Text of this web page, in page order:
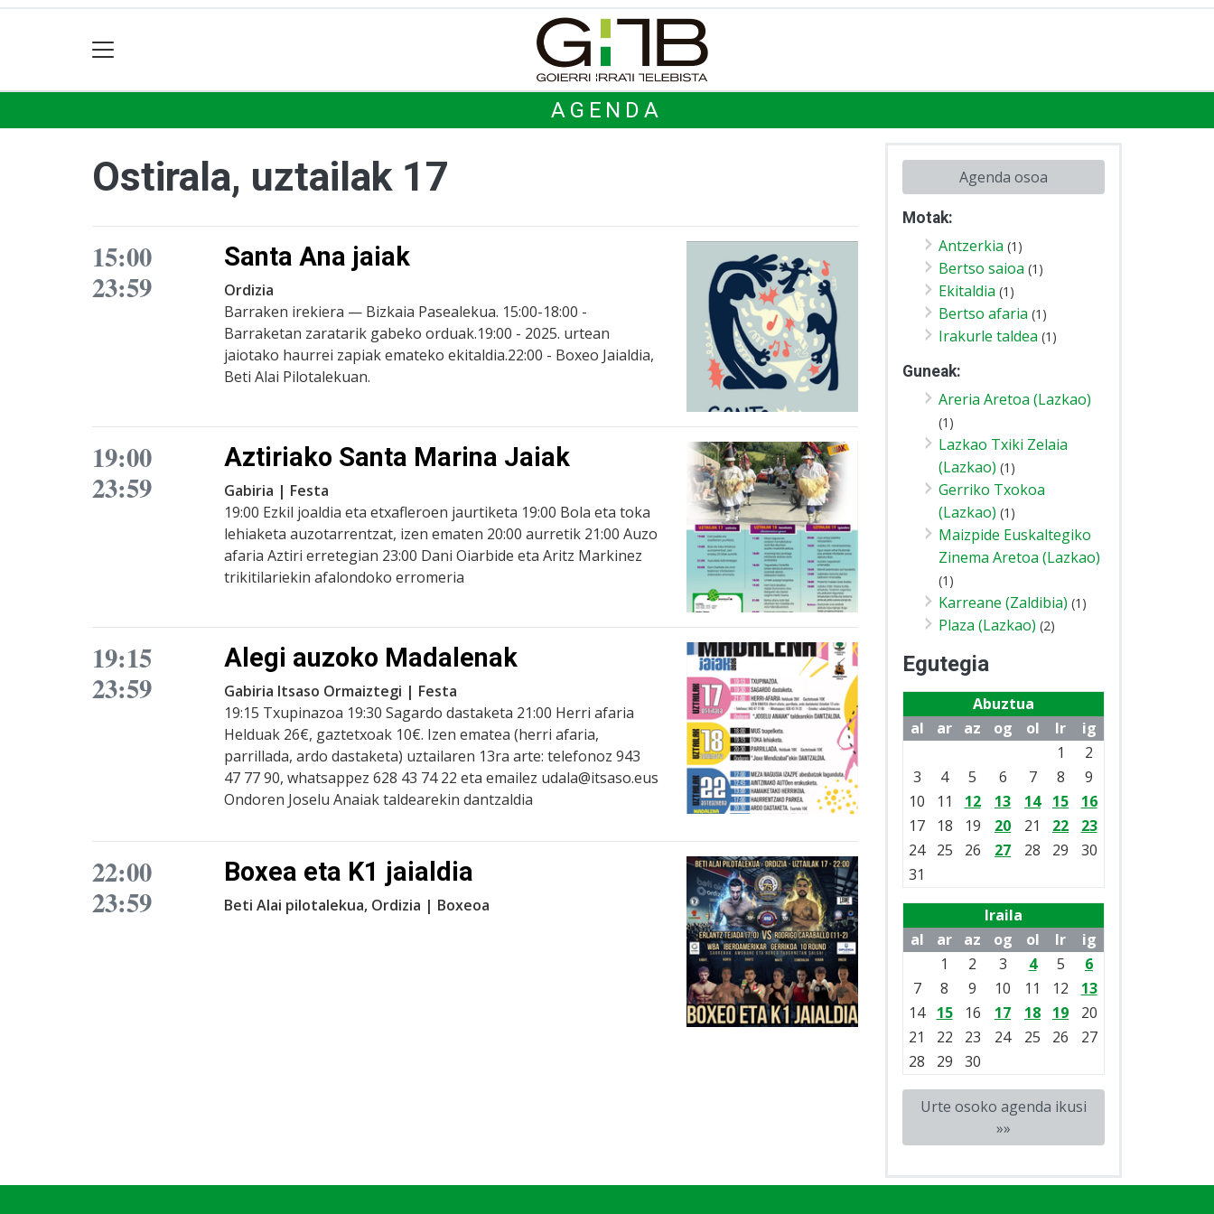
AGENDA
Ostirala, uztailak 17
15:00
23:59
Santa Ana jaiak
Ordizia
Barraken irekiera — Bizkaia Pasealekua. 15:00-18:00 -
Barraketan zaratarik gabeko orduak.19:00 - 2025. urtean
jaiotako haurrei zapiak emateko ekitaldia.22:00 - Boxeo Jaialdia,
Beti Alai Pilotalekuan.
19:00
23:59
Aztiriako Santa Marina Jaiak
Gabiria | Festa
19:00 Ezkil joaldia eta etxafleroen jaurtiketa 19:00 Bola eta toka
lehiaketa auzotarrentzat, izen ematen 20:00 aurretik 21:00 Auzo
afaria Aztiri erretegian 23:00 Dani Oiarbide eta Aritz Markinez
trikitilariekin afalondoko erromeria
19:15
23:59
Alegi auzoko Madalenak
Gabiria Itsaso Ormaiztegi | Festa
19:15 Txupinazoa 19:30 Sagardo dastaketa 21:00 Herri afaria
Helduak 26€, gaztetxoak 10€. Izen ematea (herri afaria,
parrillada, ardo dastaketa) uztailaren 13ra arte: telefonoz 943
47 77 90, whatsappez 628 43 74 22 eta emailez udala@itsaso.eus
Ondoren Joselu Anaiak taldearekin dantzaldia
22:00
23:59
Boxea eta K1 jaialdia
Beti Alai pilotalekua, Ordizia | Boxeoa
Agenda osoa
Motak:
Antzerkia (1)
Bertso saioa (1)
Ekitaldia (1)
Bertso afaria (1)
Irakurle taldea (1)
Guneak:
Areria Aretoa (Lazkao)
(1)
Lazkao Txiki Zelaia
(Lazkao) (1)
Gerriko Txokoa
(Lazkao) (1)
Maizpide Euskaltegiko
Zinema Aretoa (Lazkao)
(1)
Karreane (Zaldibia) (1)
Plaza (Lazkao) (2)
Egutegia
Abuztua
al
ar az og ol lr
ig
1
2
3
4 5 6 7 8
9
10
11 12 13 14 15
16
17
18 19 20 21 22
23
24
25 26 27 28 29
30
31
Iraila
al
ar az og ol lr
ig
1
2 3 4 5
6
7
8 9 10 11 12
13
14
15 16 17 18 19
20
21
22 23 24 25 26
27
28
29 30
Urte osoko agenda ikusi
»»